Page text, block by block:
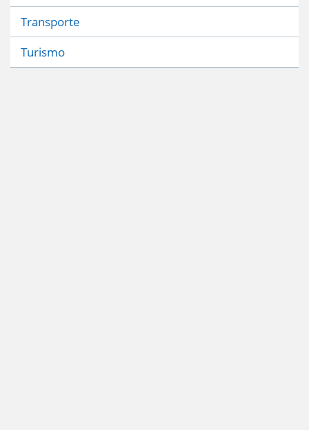
Transporte
Turismo